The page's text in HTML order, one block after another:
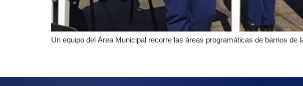
Un equipo del Área Municipal recorre las áreas programáticas de barrios